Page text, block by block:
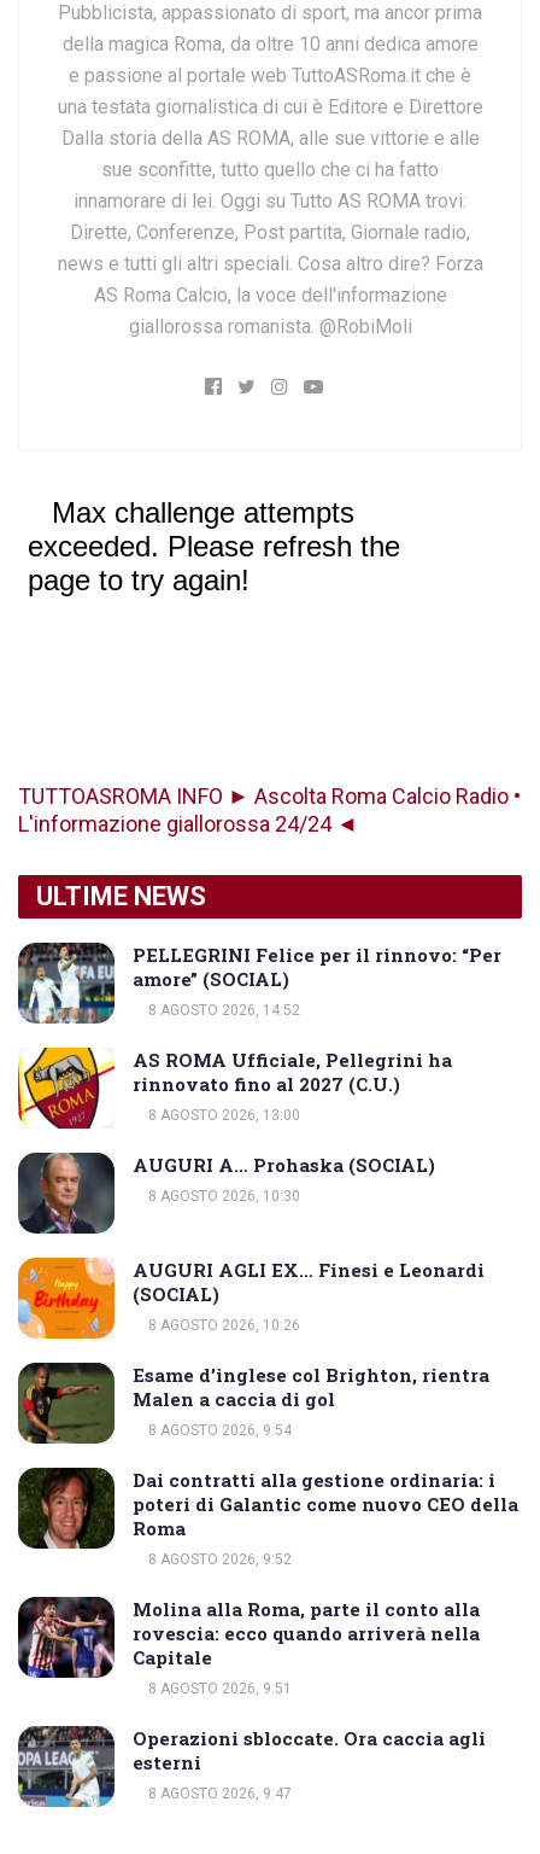
Pubblicista, appassionato di sport, ma ancor prima
della magica Roma, da oltre 10 anni dedica amore
e passione al portale web TuttoASRoma.it che è
una testata giornalistica di cui è Editore e Direttore
Dalla storia della AS ROMA, alle sue vittorie e alle
sue sconfitte, tutto quello che ci ha fatto
innamorare di lei. Oggi su Tutto AS ROMA trovi:
Dirette, Conferenze, Post partita, Giornale radio,
news e tutti gli altri speciali. Cosa altro dire? Forza
AS Roma Calcio, la voce dell'informazione
giallorossa romanista. @RobiMoli
TUTTOASROMA INFO ► Ascolta Roma Calcio Radio •
L'informazione giallorossa 24/24 ◄
ULTIME NEWS
PELLEGRINI Felice per il rinnovo: “Per
amore” (SOCIAL)
8 AGOSTO 2026, 14:52
AS ROMA Ufficiale, Pellegrini ha
rinnovato fino al 2027 (C.U.)
8 AGOSTO 2026, 13:00
AUGURI A… Prohaska (SOCIAL)
8 AGOSTO 2026, 10:30
AUGURI AGLI EX… Finesi e Leonardi
(SOCIAL)
8 AGOSTO 2026, 10:26
Esame d’inglese col Brighton, rientra
Malen a caccia di gol
8 AGOSTO 2026, 9:54
Dai contratti alla gestione ordinaria: i
poteri di Galantic come nuovo CEO della
Roma
8 AGOSTO 2026, 9:52
Molina alla Roma, parte il conto alla
rovescia: ecco quando arriverà nella
Capitale
8 AGOSTO 2026, 9:51
Operazioni sbloccate. Ora caccia agli
esterni
8 AGOSTO 2026, 9:47